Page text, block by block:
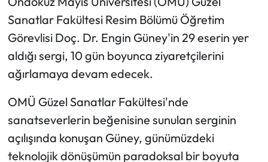
Sanatlar Fakültesi Resim Bölümü Öğretim
Görevlisi Doç. Dr. Engin Güney'in 29 eserin yer
aldığı sergi, 10 gün boyunca ziyaretçilerini
ağırlamaya devam edecek.
OMÜ Güzel Sanatlar Fakültesi'nde
sanatseverlerin beğenisine sunulan serginin
açılışında konuşan Güney, günümüzdeki
teknolojik dönüşümün paradoksal bir boyuta
Sağlık
Turizm
Teknoloji